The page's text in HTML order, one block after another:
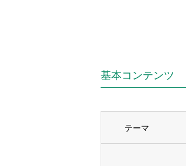
基本コンテンツ
テーマ